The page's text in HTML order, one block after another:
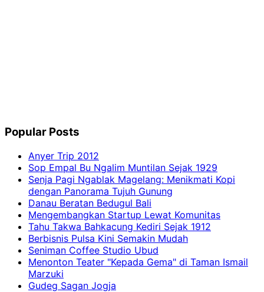
Popular Posts
Anyer Trip 2012
Sop Empal Bu Ngalim Muntilan Sejak 1929
Senja Pagi Ngablak Magelang: Menikmati Kopi
dengan Panorama Tujuh Gunung
Danau Beratan Bedugul Bali
Mengembangkan Startup Lewat Komunitas
Tahu Takwa Bahkacung Kediri Sejak 1912
Berbisnis Pulsa Kini Semakin Mudah
Seniman Coffee Studio Ubud
Menonton Teater "Kepada Gema" di Taman Ismail
Marzuki
Gudeg Sagan Jogja